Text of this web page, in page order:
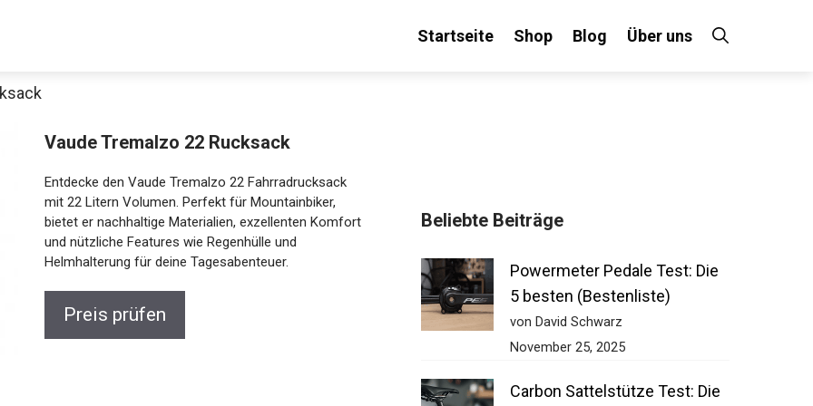
Startseite Shop Blog Über uns
Vaude Tremalzo 22 Rucksack
Entdecke den Vaude Tremalzo 22 Fahrradrucksack
mit 22 Litern Volumen. Perfekt für Mountainbiker,
bietet er nachhaltige Materialien, exzellenten Komfort
und nützliche Features wie Regenhülle und
Helmhalterung für deine Tagesabenteuer.
Preis prüfen
Beliebte Beiträge
Powermeter Pedale Test: Die
5 besten (Bestenliste)
von David Schwarz
November 25, 2025
Carbon Sattelstütze Test: Die
Decathlon Sale
dir jetzt die meistverkauften Produkte im Sale bei Decathlon an!
Jetzt anschauen